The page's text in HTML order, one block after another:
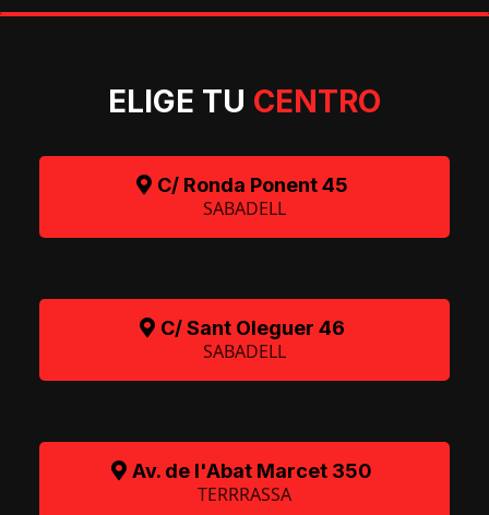
ELIGE TU CENTRO
C/ Ronda Ponent 45
SABADELL
C/ Sant Oleguer 46
SABADELL
Av. de l'Abat Marcet 350
TERRRASSA